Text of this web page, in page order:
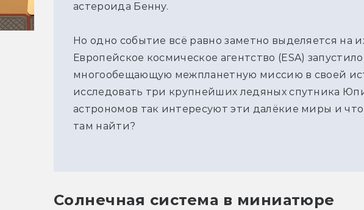
астероида Бенну.
Но одно событие всё равно заметно выделяется на
Европейское космическое агентство (ESA)
многообещающую межпланетную миссию в своей
исследовать три крупнейших ледяных спутника
астрономов так интересуют эти далёкие миры и
там найти?
Солнечная система в миниатюре